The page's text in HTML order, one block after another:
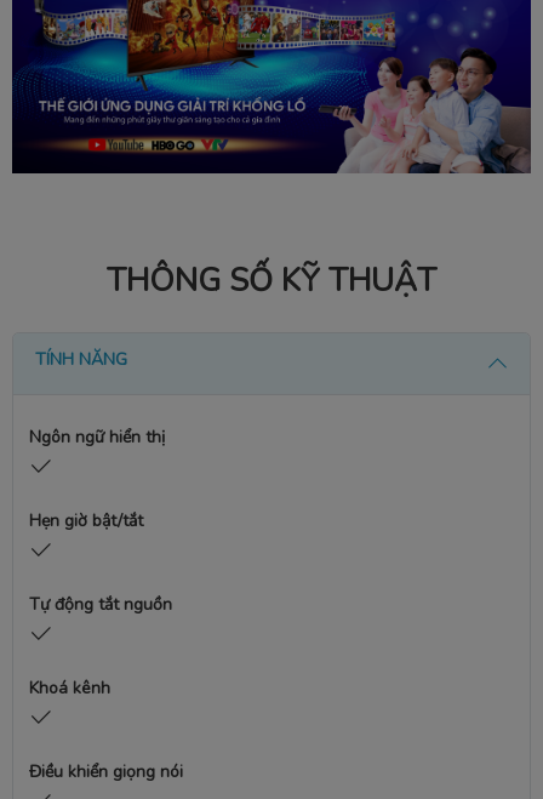
THÔNG SỐ KỸ THUẬT
TÍNH NĂNG
Ngôn ngữ hiển thị
Hẹn giờ bật/tắt
Tự động tắt nguồn
Khoá kênh
Điều khiển giọng nói